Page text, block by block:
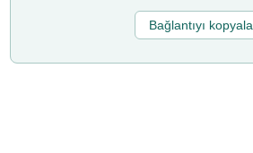
Bağlantıyı kopyala